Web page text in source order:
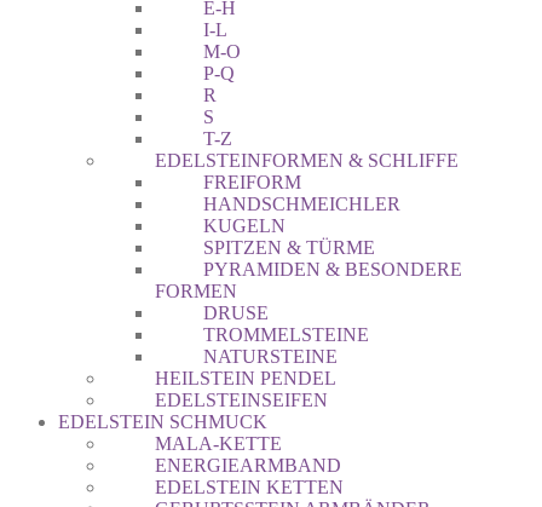
E-H
I-L
M-O
P-Q
R
S
T-Z
EDELSTEINFORMEN & SCHLIFFE
FREIFORM
HANDSCHMEICHLER
KUGELN
SPITZEN & TÜRME
PYRAMIDEN & BESONDERE
FORMEN
DRUSE
TROMMELSTEINE
NATURSTEINE
HEILSTEIN PENDEL
EDELSTEINSEIFEN
EDELSTEIN SCHMUCK
MALA-KETTE
ENERGIEARMBAND
EDELSTEIN KETTEN